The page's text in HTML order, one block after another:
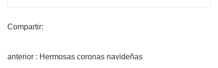
Compartir:
anterior : Hermosas coronas navideñas